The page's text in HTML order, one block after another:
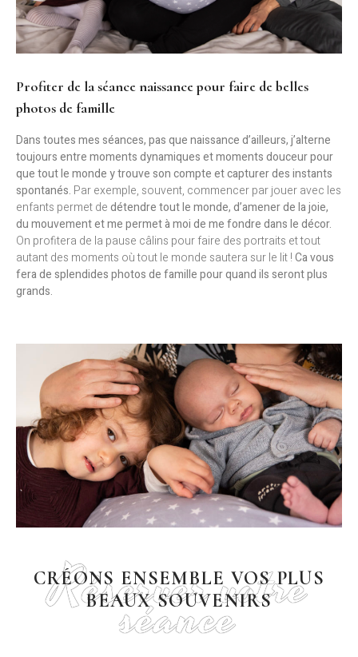
Profiter de la séance naissance pour faire de belles
photos de famille
Dans toutes mes séances, pas que naissance d’ailleurs, j’alterne
toujours entre moments dynamiques et moments douceur pour
que tout le monde y trouve son compte et capturer des instants
spontanés. Par exemple, souvent, commencer par jouer avec les
enfants permet dedétendre tout le monde, d’amener de la joie,
du mouvement et me permet à moi de me fondre dans le décor.
On profitera de la pause câlins pour faire des portraits et tout
autant des moments où tout le monde sautera sur le lit !Ca vous
fera de splendides photos de famille pour quand ils seront plus
grands.
Réserver votre
séance
CRÉONS ENSEMBLE VOS PLUS
BEAUX SOUVENIRS